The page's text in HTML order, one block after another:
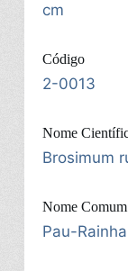
cm
Código
2-0013
Nome
Brosimum
Nome Comum
Pau-Rainha